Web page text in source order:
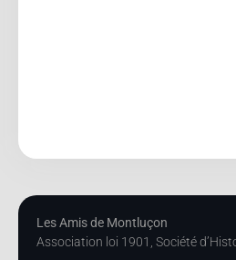
Les Amis de Montluçon
Association loi 1901, Société